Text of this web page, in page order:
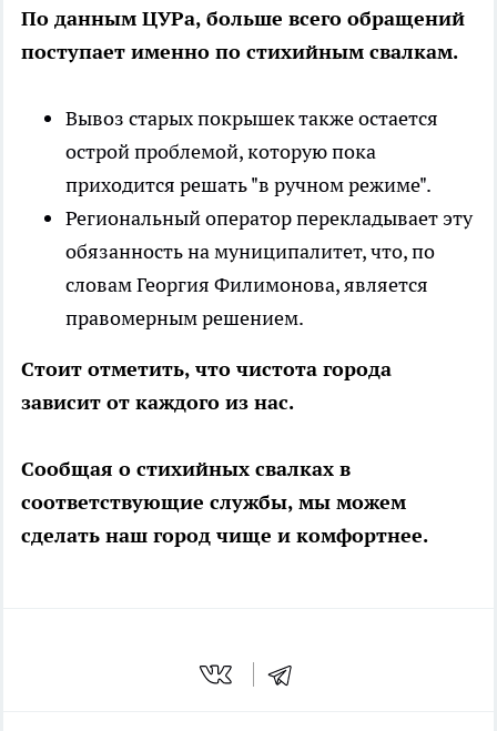
По данным ЦУРа, больше всего обращений
поступает именно по стихийным свалкам.
Вывоз старых покрышек также остается
острой проблемой, которую пока
приходится решать "в ручном режиме".
Региональный оператор перекладывает эту
обязанность на муниципалитет, что, по
словам Георгия Филимонова, является
правомерным решением.
Стоит отметить, что чистота города
зависит от каждого из нас.
Сообщая о стихийных свалках в
соответствующие службы, мы можем
сделать наш город чище и комфортнее.